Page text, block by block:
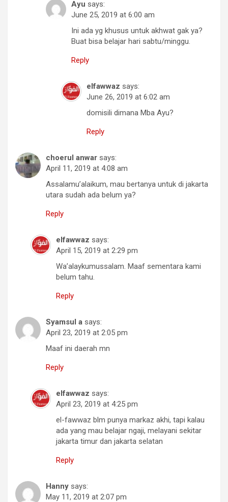
Ayu says:
June 25, 2019 at 6:00 am
Ini ada yg khusus untuk akhwat gak ya?
Buat bisa belajar hari sabtu/minggu.
Reply
elfawwaz says:
June 26, 2019 at 6:02 am
domisili dimana Mba Ayu?
Reply
choerul anwar says:
April 11, 2019 at 4:08 am
Assalamu’alaikum, mau bertanya untuk di jakarta
utara sudah ada belum ya?
Reply
elfawwaz says:
April 15, 2019 at 2:29 pm
Wa’alaykumussalam. Maaf sementara kami
belum tahu.
Reply
Syamsul a says:
April 23, 2019 at 2:05 pm
Maaf ini daerah mn
Reply
elfawwaz says:
April 23, 2019 at 4:25 pm
el-fawwaz blm punya markaz akhi, tapi kalau
ada yang mau belajar ngaji, melayani sekitar
jakarta timur dan jakarta selatan
Reply
Hanny says:
May 11, 2019 at 2:07 pm